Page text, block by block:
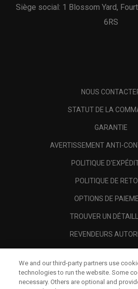
Siège social: 1 Blossom Yard,
6RS
NOUS
STATUT DE LA
GARANTIE
AVERTISSEMENT ANTI-
POLITIQUE
POLITIQUE DE
OPTIONS DE
TROUVER UN
REVENDEURS
A PROPOS
We and our third-party partners use
technologies to run the website. Some
necessary. Others are optional and